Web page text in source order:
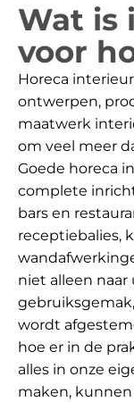
Wat is
voor
Horeca
ontwerpen,
maatwerk
om veel meer
Goede horeca
complete
bars en
receptiebalies,
niet alleen naar
wordt
hoe er in de
alles in onze
maken,